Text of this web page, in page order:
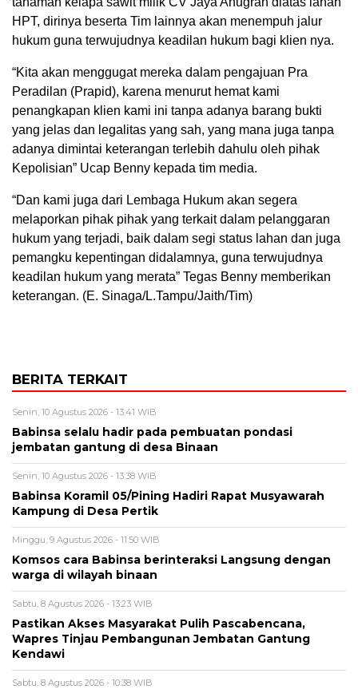
HPT, dirinya beserta Tim lainnya akan menempuh jalur
hukum guna terwujudnya keadilan hukum bagi klien nya.
“Kita akan menggugat mereka dalam pengajuan Pra
Peradilan (Prapid), karena menurut hemat kami
penangkapan klien kami ini tanpa adanya barang bukti
yang jelas dan legalitas yang sah, yang mana juga tanpa
adanya dimintai keterangan terlebih dahulu oleh pihak
Kepolisian” Ucap Benny kepada tim media.
“Dan kami juga dari Lembaga Hukum akan segera
melaporkan pihak pihak yang terkait dalam pelanggaran
hukum yang terjadi, baik dalam segi status lahan dan juga
pemangku kepentingan didalamnya, guna terwujudnya
keadilan hukum yang merata” Tegas Benny memberikan
keterangan. (E. Sinaga/L.Tampu/Jaith/Tim)
BERITA TERKAIT
Senin, 10 Agustus 2026 - 13:41 WIB
Babinsa selalu hadir pada pembuatan pondasi
jembatan gantung di desa Binaan
Senin, 10 Agustus 2026 - 13:38 WIB
Babinsa Koramil 05/Pining Hadiri Rapat Musyawarah
Kampung di Desa Pertik
Minggu, 9 Agustus 2026 - 11:50 WIB
Komsos cara Babinsa berinteraksi Langsung dengan
warga di wilayah binaan
Sabtu, 8 Agustus 2026 - 13:23 WIB
Pastikan Akses Masyarakat Pulih Pascabencana,
Wapres Tinjau Pembangunan Jembatan Gantung
Kendawi
Sabtu, 8 Agustus 2026 - 10:38 WIB